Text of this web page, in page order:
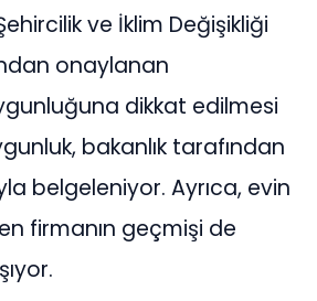
ve İklim Değişikliği
onaylanan
dikkat edilmesi
bakanlık tarafından
belgeleniyor. Ayrıca, evin
firmanın geçmişi de